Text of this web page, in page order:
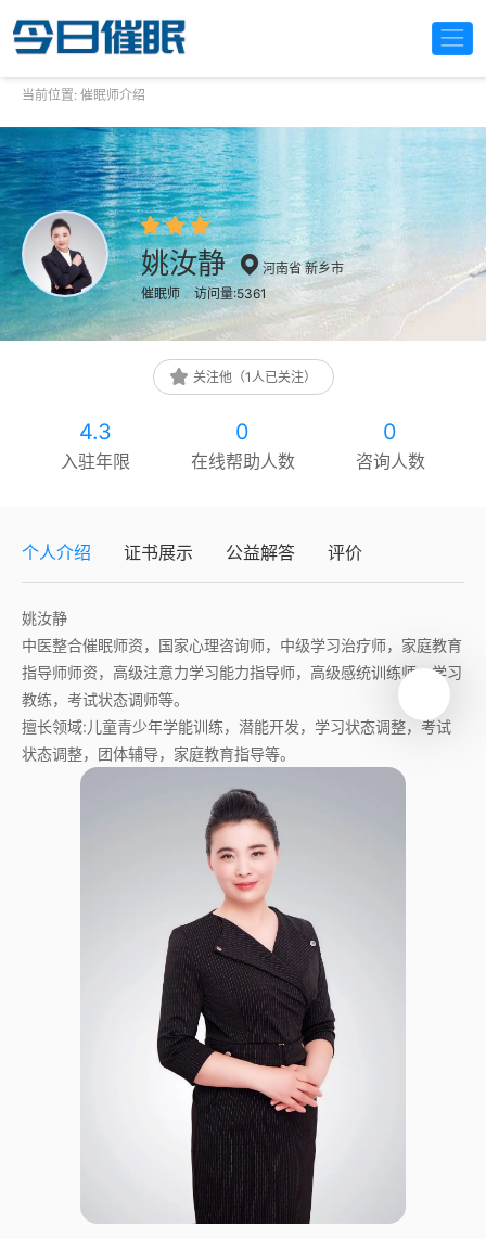
当前位置: 催眠师介绍
姚汝静
河南省 新乡市
催眠师
访问量:5361
关注他（1人已关注）
4.3
入驻年限
0
在线帮助人数
0
咨询人数
个人介绍 证书展示 公益解答 评价
姚汝静
中医整合催眠师资，国家心理咨询师，中级学习治疗师，家庭教育
指导师师资，高级注意力学习能力指导师，高级感统训练师，学习
教练，考试状态调师等。
擅长领域:儿童青少年学能训练，潜能开发，学习状态调整，考试
状态调整，团体辅导，家庭教育指导等。